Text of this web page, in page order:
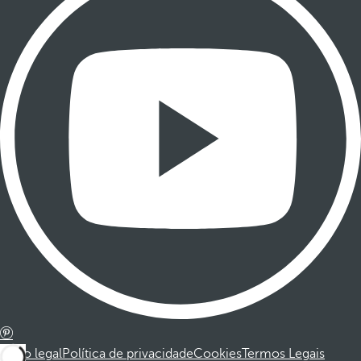
Aviso legalPolítica de privacidadeCookiesTermos Legais